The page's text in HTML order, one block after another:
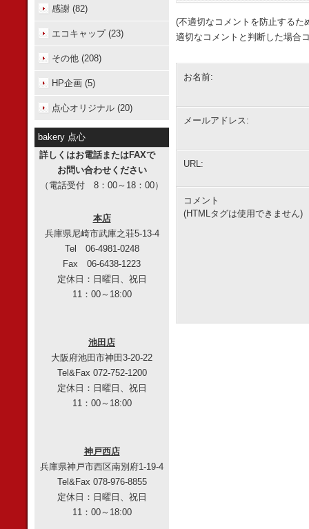
(不適切なコメントを防止するた
適切なコメントと判断した場合
お名前:
メールアドレス:
URL:
コメント
(HTMLタグは使用できません)
感謝 (82)
エコキャップ (23)
その他 (208)
HP企画 (5)
点心オリジナル (20)
bakery 点心
詳しくはお電話またはFAXで
お問い合わせください
（電話受付 8：00～18：00）
本店
兵庫県尼崎市武庫之荘5-13-4
Tel 06-4981-0248
Fax 06-6438-1223
定休日：日曜日、祝日
11：00～18:00
池田店
大阪府池田市神田3-20-22
Tel&Fax 072-752-1200
定休日：日曜日、祝日
11：00～18:00
神戸西店
兵庫県神戸市西区南別府1-19-4
Tel&Fax 078-976-8855
定休日：日曜日、祝日
11：00～18:00